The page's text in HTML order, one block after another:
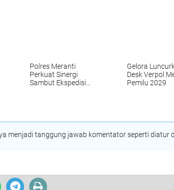
Polres Meranti
Perkuat Sinergi
Sambut Ekspedisi
Gelora
Desk Verpol
Pemilu 2029
menjadi tanggung jawab komentator seperti diatur